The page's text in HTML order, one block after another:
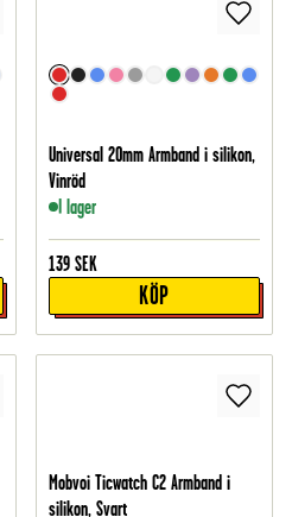
Universal 20mm Armband i silikon,
Vinröd
I lager
139 SEK
KÖP
Mobvoi Ticwatch C2 Armband i
silikon, Svart